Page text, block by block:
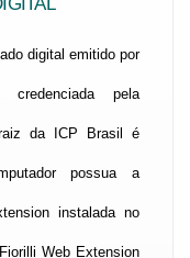
digital emitido por
credenciada pela
da ICP Brasil é
possua a
instalada no
Web Extension